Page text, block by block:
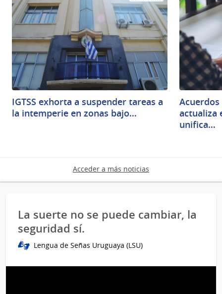
IGTSS exhorta a suspender tareas a
la intemperie en zonas bajo…
actualiza
unifica…
Acceder a más noticias
La suerte no se puede cambiar, la
seguridad sí.
Lengua de Señas Uruguaya (LSU)